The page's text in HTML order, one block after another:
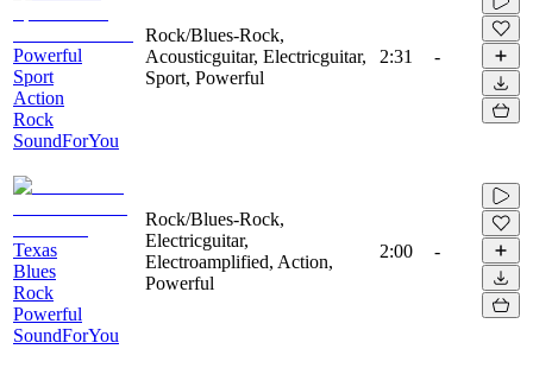
Powerful
Sport
Action
Rock
SoundForYou
Rock/Blues-Rock,
Acousticguitar, Electricguitar,
Sport, Powerful
2:31 -
Texas
Blues
Rock
Powerful
SoundForYou
Rock/Blues-Rock,
Electricguitar,
Electroamplified, Action,
Powerful
2:00 -